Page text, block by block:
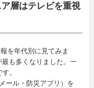
層はテレビを重視
を年代別に見てみま
も多くなりました。一
。
ール・防災アプリ）を